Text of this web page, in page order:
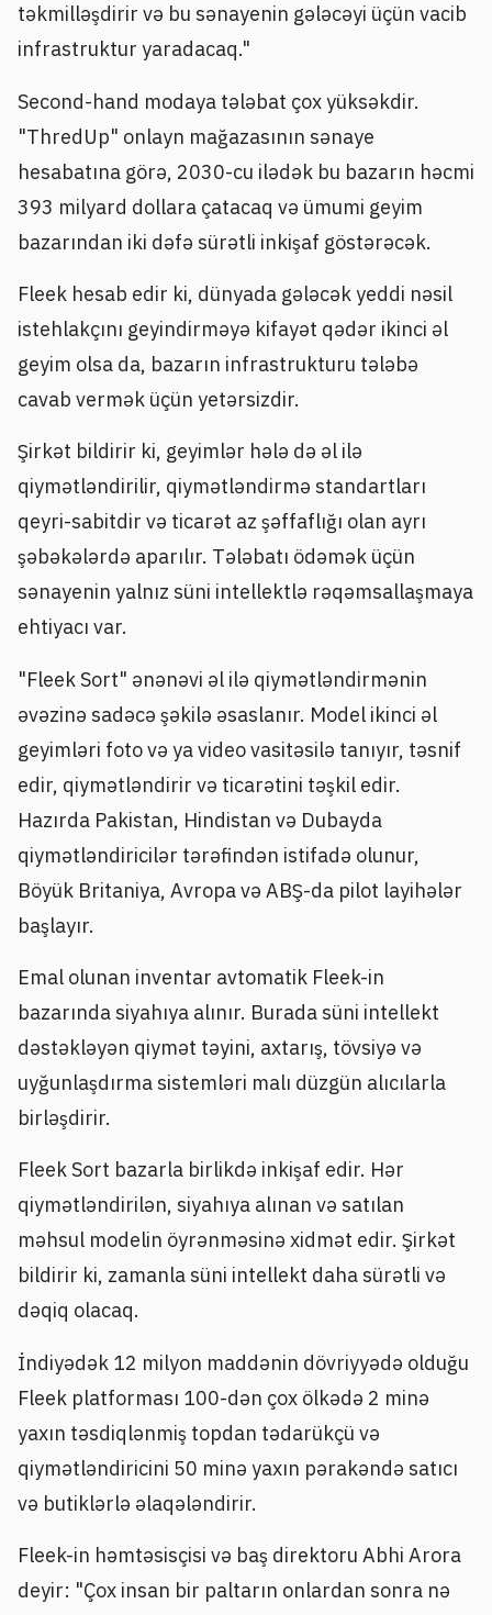
təkmilləşdirir və bu sənayenin gələcəyi üçün vacib
infrastruktur yaradacaq."
Second-hand modaya tələbat çox yüksəkdir.
"ThredUp" onlayn mağazasının sənaye
hesabatına görə, 2030-cu ilədək bu bazarın həcmi
393 milyard dollara çatacaq və ümumi geyim
bazarından iki dəfə sürətli inkişaf göstərəcək.
Fleek hesab edir ki, dünyada gələcək yeddi nəsil
istehlakçını geyindirməyə kifayət qədər ikinci əl
geyim olsa da, bazarın infrastrukturu tələbə
cavab vermək üçün yetərsizdir.
Şirkət bildirir ki, geyimlər hələ də əl ilə
qiymətləndirilir, qiymətləndirmə standartları
qeyri-sabitdir və ticarət az şəffaflığı olan ayrı
şəbəkələrdə aparılır. Tələbatı ödəmək üçün
sənayenin yalnız süni intellektlə rəqəmsallaşmaya
ehtiyacı var.
"Fleek Sort" ənənəvi əl ilə qiymətləndirmənin
əvəzinə sadəcə şəkilə əsaslanır. Model ikinci əl
geyimləri foto və ya video vasitəsilə tanıyır, təsnif
edir, qiymətləndirir və ticarətini təşkil edir.
Hazırda Pakistan, Hindistan və Dubayda
qiymətləndiricilər tərəfindən istifadə olunur,
Böyük Britaniya, Avropa və ABŞ-da pilot layihələr
başlayır.
Emal olunan inventar avtomatik Fleek-in
bazarında siyahıya alınır. Burada süni intellekt
dəstəkləyən qiymət təyini, axtarış, tövsiyə və
uyğunlaşdırma sistemləri malı düzgün alıcılarla
birləşdirir.
Fleek Sort bazarla birlikdə inkişaf edir. Hər
qiymətləndirilən, siyahıya alınan və satılan
məhsul modelin öyrənməsinə xidmət edir. Şirkət
bildirir ki, zamanla süni intellekt daha sürətli və
dəqiq olacaq.
İndiyədək 12 milyon maddənin dövriyyədə olduğu
Fleek platforması 100-dən çox ölkədə 2 minə
yaxın təsdiqlənmiş topdan tədarükçü və
qiymətləndiricini 50 minə yaxın pərakəndə satıcı
və butiklərlə əlaqələndirir.
Fleek-in həmtəsisçisi və baş direktoru Abhi Arora
deyir: "Çox insan bir paltarın onlardan sonra nə